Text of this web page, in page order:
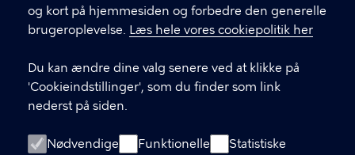
og kort på hjemmesiden og forbedre den generelle
brugeroplevelse. Læs hele vores cookiepolitik her
Du kan ændre dine valg senere ved at klikke på
'Cookieindstillinger', som du finder som link
nederst på siden.
Nødvendige Funktionelle Statistiske
bornekulturhusamar@kk.dk
LINKS
Husregler